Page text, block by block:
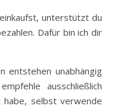
unterstützt du
Dafür bin ich dir
entstehen unabhängig
ausschließlich
selbst verwende